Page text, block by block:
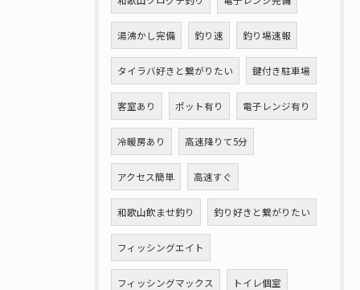
湯沸かし完備 釣り速 釣り場速報
タイラバ好きと繋がりたい 鍵付き駐車場
客室あり ポット有り 電子レンジ有り
冷暖房あり 高速降りて5分
アクセス簡単 高速すぐ
和歌山飲ませ釣り 釣り好きと繋がりたい
フィッシングエイト
フィッシングマックス トイレ個室